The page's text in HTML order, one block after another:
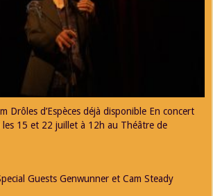
Drôles d’Espèces déjà disponible En concert
les 15 et 22 juillet à 12h au Théâtre de
Guests Genwunner et Cam Steady